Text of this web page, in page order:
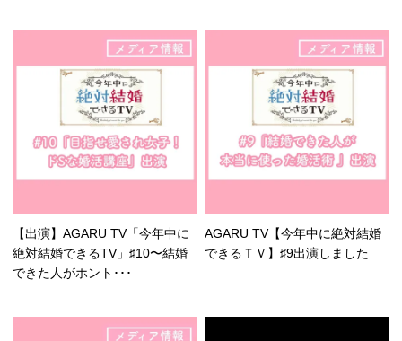
【出演】AGARU TV「今年中に
絶対結婚できるTV」♯10〜結婚
できた人がホント･･･
AGARU TV【今年中に絶対結婚
できるＴＶ】♯9出演しました